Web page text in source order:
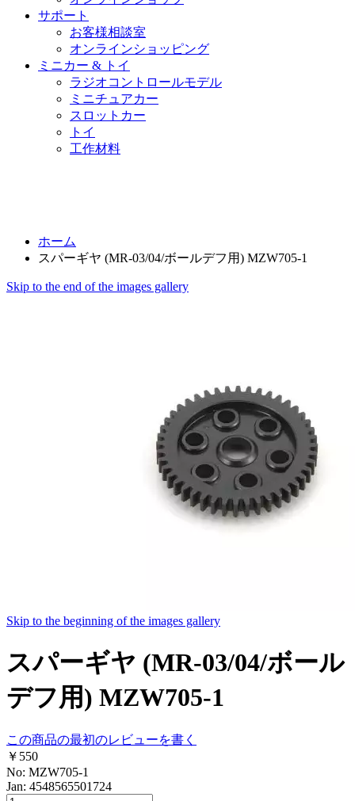
サポート
お客様相談室
オンラインショッピング
ミニカー & トイ
ラジオコントロールモデル
ミニチュアカー
スロットカー
トイ
工作材料
ホーム
スパーギヤ (MR-03/04/ボールデフ用) MZW705-1
Skip to the end of the images gallery
Skip to the beginning of the images gallery
スパーギヤ (MR-03/04/ボール
デフ用) MZW705-1
この商品の最初のレビューを書く
￥550
No: MZW705-1
Jan: 4548565501724